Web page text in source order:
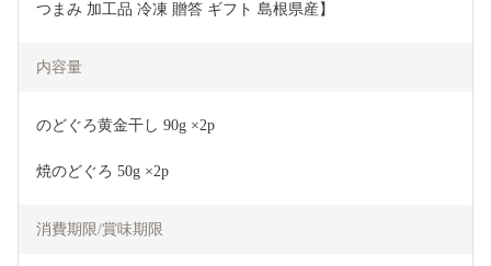
つまみ 加工品 冷凍 贈答 ギフト 島根県産】
内容量
のどぐろ黄金干し 90g ×2p
焼のどぐろ 50g ×2p
消費期限/賞味期限